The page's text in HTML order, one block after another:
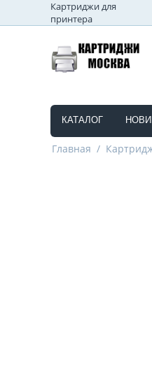
Картриджи для
принтера
КАТАЛОГ
Главная /